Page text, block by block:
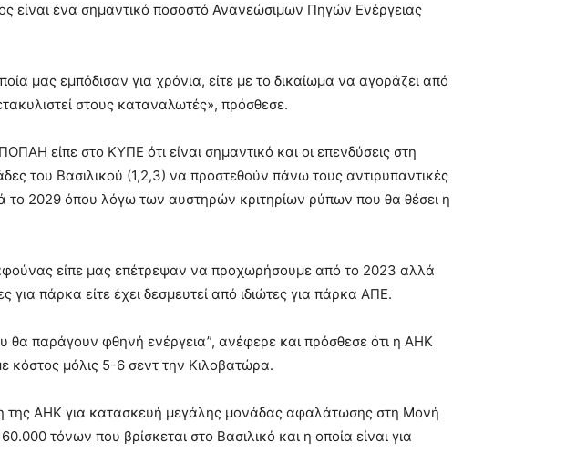
είναι ένα σημαντικό ποσοστό Ανανεώσιμων Πηγών Ενέργειας
μας εμπόδισαν για χρόνια, είτε με το δικαίωμα να αγοράζει από
στους καταναλωτές», πρόσθεσε.
είπε στο ΚΥΠΕ ότι είναι σημαντικό και οι επενδύσεις στη
του Βασιλικού (1,2,3) να προστεθούν πάνω τους αντιρυπαντικές
το 2029 όπου λόγω των αυστηρών κριτηρίων ρύπων που θα θέσει η
είπε μας επέτρεψαν να προχωρήσουμε από το 2023 αλλά
για πάρκα είτε έχει δεσμευτεί από ιδιώτες για πάρκα ΑΠΕ.
παράγουν φθηνή ενέργεια”, ανέφερε και πρόσθεσε ότι η ΑΗΚ
κόστος μόλις 5-6 σεντ την Κιλοβατώρα.
της ΑΗΚ για κατασκευή μεγάλης μονάδας αφαλάτωσης στη Μονή
τόνων που βρίσκεται στο Βασιλικό και η οποία είναι για